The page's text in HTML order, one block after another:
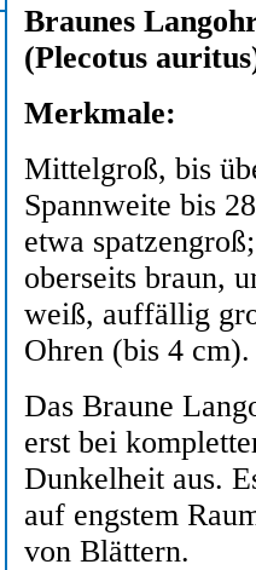
Braunes
(Plecotus
Merkmale:
Mittelgroß, bis
Spannweite bis
etwa
oberseits braun,
weiß, auffällig
Ohren (bis 4 cm).
Das Braune
erst bei
Dunkelheit aus.
auf engstem
von Blättern.